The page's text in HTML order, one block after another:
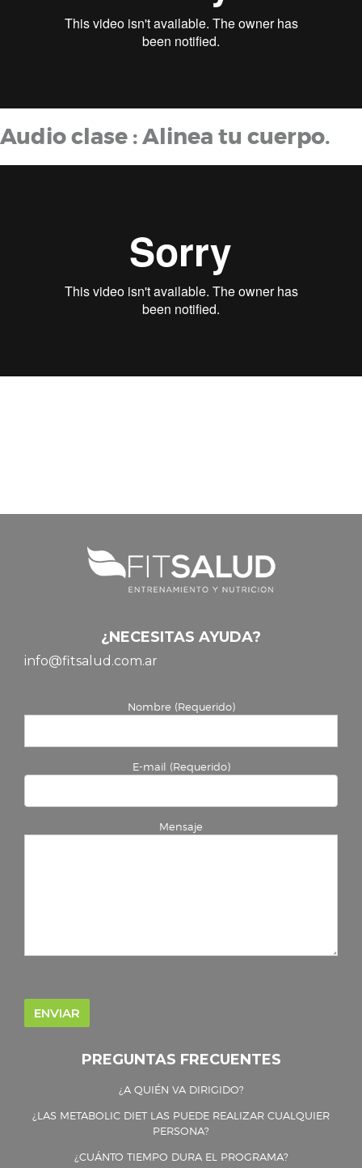
Audio clase : Alinea tu cuerpo.
¿NECESITAS AYUDA?
info@fitsalud.com.ar
Nombre (Requerido)
E-mail (Requerido)
Mensaje
PREGUNTAS FRECUENTES
¿A QUIÉN VA DIRIGIDO?
¿LAS METABOLIC DIET LAS PUEDE REALIZAR CUALQUIER
PERSONA?
¿CUÁNTO TIEMPO DURA EL PROGRAMA?